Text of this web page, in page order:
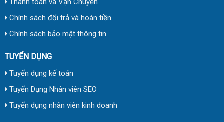
Thanh toán và Vận Chuyển
Chính sách đổi trả và hoàn tiền
Chính sách bảo mật thông tin
TUYỂN DỤNG
Tuyển dụng kế toán
Tuyển Dụng Nhân viên SEO
Tuyển dụng nhân viên kinh doanh